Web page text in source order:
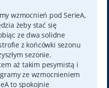
wzmocnień pod SerieA,
żeby stać się
ze dwa solidne
z końcówki sezonu
sezonie.
aż takim pesymistą i
ze wzmocnieniem
to spokojnie